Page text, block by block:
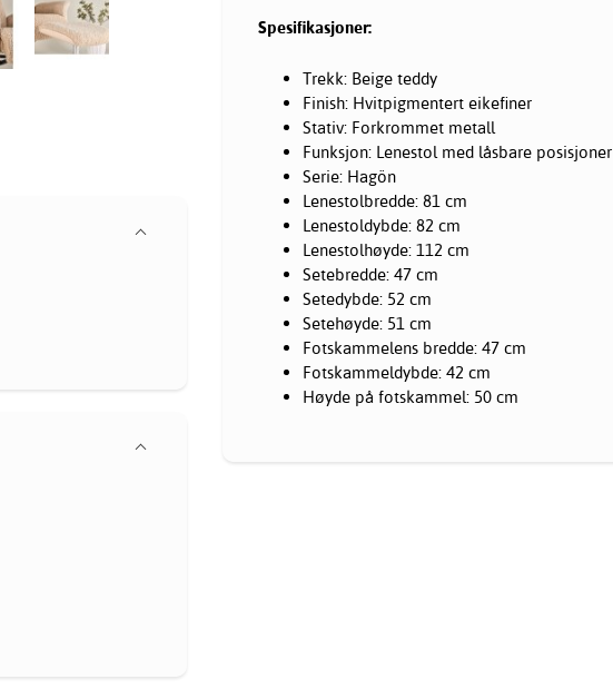
Spesifikasjoner:
Trekk: Beige teddy
Finish: Hvitpigmentert eikefiner
Stativ: Forkrommet metall
Funksjon: Lenestol med låsbare posisjoner
Serie: Hagön
Lenestolbredde: 81 cm
Lenestoldybde: 82 cm
Lenestolhøyde: 112 cm
Setebredde: 47 cm
Setedybde: 52 cm
Setehøyde: 51 cm
Fotskammelens bredde: 47 cm
Fotskammeldybde: 42 cm
Høyde på fotskammel: 50 cm